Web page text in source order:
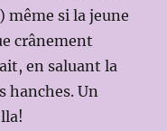
même si la jeune
crânement
en saluant la
hanches. Un